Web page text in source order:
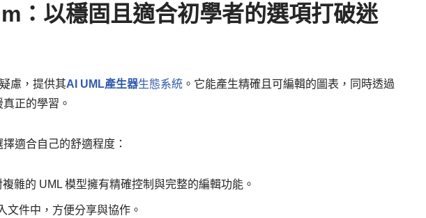
：以穩固且適合初學者的選項打破迷
慮，提供其AI UML產生器生態系統 。它能產生精確且可編輯的圖表，同時透過
正的學習。
適合自己的舒適程度：
雜的 UML 模型擁有精確控制與完整的編輯功能。
文件中，方便分享與協作。